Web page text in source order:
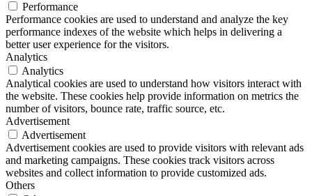
Performance
Performance cookies are used to understand and analyze the key
performance indexes of the website which helps in delivering a
better user experience for the visitors.
Analytics
Analytics
Analytical cookies are used to understand how visitors interact with
the website. These cookies help provide information on metrics the
number of visitors, bounce rate, traffic source, etc.
Advertisement
Advertisement
Advertisement cookies are used to provide visitors with relevant ads
and marketing campaigns. These cookies track visitors across
websites and collect information to provide customized ads.
Others